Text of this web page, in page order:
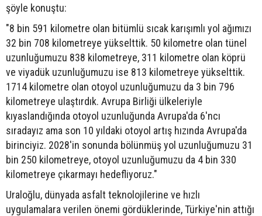
şöyle konuştu:
"8 bin 591 kilometre olan bitümlü sıcak karışımlı yol ağımızı
32 bin 708 kilometreye yükselttik. 50 kilometre olan tünel
uzunluğumuzu 838 kilometreye, 311 kilometre olan köprü
ve viyadük uzunluğumuzu ise 813 kilometreye yükselttik.
1714 kilometre olan otoyol uzunluğumuzu da 3 bin 796
kilometreye ulaştırdık. Avrupa Birliği ülkeleriyle
kıyaslandığında otoyol uzunluğunda Avrupa'da 6'ncı
sıradayız ama son 10 yıldaki otoyol artış hızında Avrupa'da
birinciyiz. 2028'in sonunda bölünmüş yol uzunluğumuzu 31
bin 250 kilometreye, otoyol uzunluğumuzu da 4 bin 330
kilometreye çıkarmayı hedefliyoruz."
Uraloğlu, dünyada asfalt teknolojilerine ve hızlı
uygulamalara verilen önemi gördüklerinde, Türkiye'nin attığı